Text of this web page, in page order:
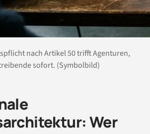
nach Artikel 50 trifft Agenturen,
sofort. (Symbolbild)
Wer